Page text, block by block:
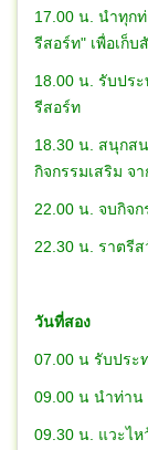
17.00 น. นำทุก
รีสอร์ท"
18.00 น. รับปร
รีสอร์ท
18.30 น. สนุกส
กิจกรรมเสริ
22.00 น. จบกิจก
22.30 น. ราตรี
วันที่สอง
07.00 น รับประ
09.00 น นำท่าน
09.30 น. แวะไ